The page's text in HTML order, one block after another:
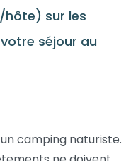
sur les
séjour au
camping naturiste.